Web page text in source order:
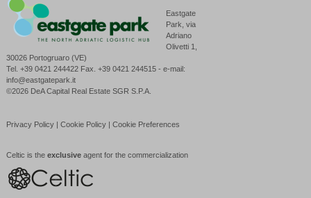
Eastgate
Park, via
Adriano
Olivetti 1,
30026 Portogruaro (VE)
Tel. +39 0421 244422 Fax. +39 0421 244515 - e-mail:
info@eastgatepark.it
©2026 DeA Capital Real Estate SGR S.P.A.
Privacy Policy| Cookie Policy| Cookie Preferences
Celtic is the exclusiveagent for the commercialization